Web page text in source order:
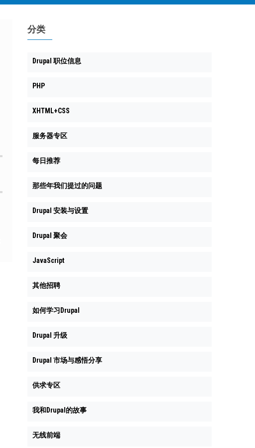
分类
Drupal 职位信息
PHP
XHTML+CSS
服务器专区
每日推荐
那些年我们提过的问题
Drupal 安装与设置
Drupal 聚会
JavaScript
其他招聘
如何学习Drupal
Drupal 升级
Drupal 市场与感悟分享
供求专区
我和Drupal的故事
无线前端